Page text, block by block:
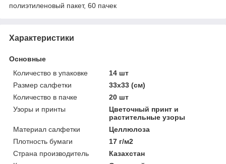
полиэтиленовый пакет, 60 пачек
Характеристики
Основные
Количество в упаковке
14 шт
Размер салфетки
33х33 (см)
Количество в пачке
20 шт
Узоры и принты
Цветочный принт и
растительные узоры
Материал салфетки
Целлюлоза
Плотность бумаги
17 г/м2
Страна производитель
Казахстан